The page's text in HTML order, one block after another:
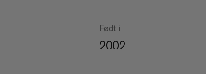
Født i
2002